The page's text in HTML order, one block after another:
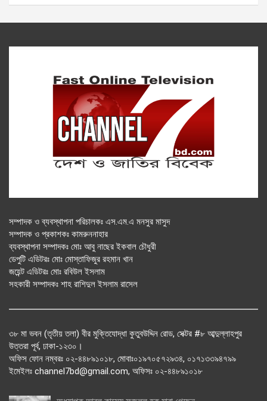
সম্পাদক ও ব্যবস্থাপনা পরিচালকঃ এস.এম.এ মনসুর মাসুদ
সম্পাদক ও প্রকাশকঃ কামরুননাহার
ব্যবস্থাপনা সম্পাদকঃ মোঃ আবু নাছের ইকবাল চৌধুরী
ডেপুটি এডিটরঃ মোঃ মোস্তাফিজুর রহমান খান
জয়েন্ট এডিটরঃ মোঃ রবিউল ইসলাম
সহকারী সম্পাদকঃ শাহ রাশিদুল ইসলাম রাসেল
৩৮ মা ভবন (তৃতীয় তলা) বীর মুক্তিযোদ্ধা কুতুবউদ্দিন রোড, সেক্টর #৮ আব্দুল্লাহপুর
উত্তরা পূর্ব, ঢাকা-১২৩০।
অফিস ফোন নম্বরঃ ০২-৪৪৮৯১০১৮, মোবাঃ০১৯৭০৫৭২৯৩৪, ০১৭১৩৩৯৪৭৯৯
ইমেইলঃ channel7bd@gmail.com, অফিসঃ ০২-৪৪৮৯১০১৮